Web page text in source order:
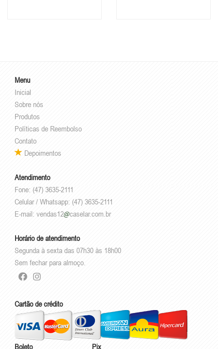
Menu
Inicial
Sobre nós
Produtos
Políticas de Reembolso
Contato
Depoimentos
Atendimento
Fone: (47) 3635-2111
Celular / Whatsapp: (47) 3635-2111
E-mail: vendas12 caselar.com.br
Horário de atendimento
Segunda à sexta das 07h30 às 18h00
Sem fechar para almoço.
Cartão de crédito
Boleto Pix